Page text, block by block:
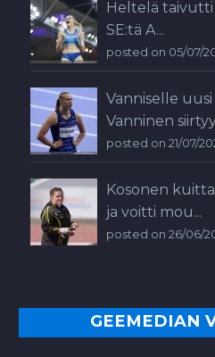
Heltelä taivutti
SE:tä A...
posted on 05/07/
Vanniselle
Vanninen
posted on 21/07/
Kosonen
ja voitti mou...
posted on 26/06/
GEEMEDIAN